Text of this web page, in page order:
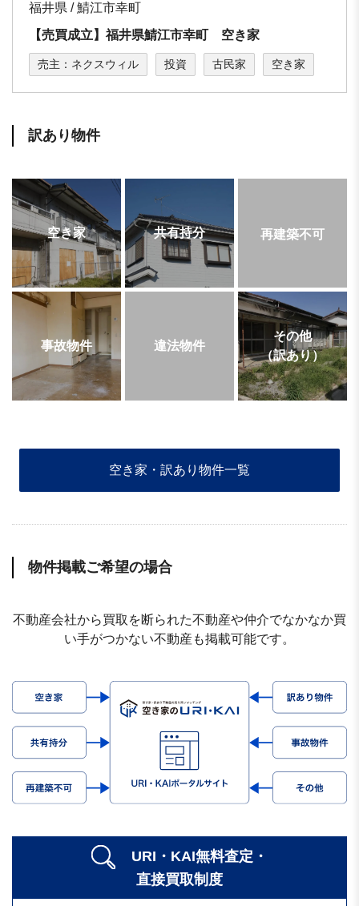
福井県 / 鯖江市幸町
【売買成立】福井県鯖江市幸町 空き家
売主：ネクスウィル 投資 古民家 空き家
訳あり物件
空き家 共有持分 再建築不可
事故物件 違法物件
その他
（訳あり）
空き家・訳あり物件一覧
物件掲載ご希望の場合
不動産会社から買取を断られた不動産や仲介でなかなか買
い手がつかない不動産も掲載可能です。
URI・KAI無料査定・
直接買取制度